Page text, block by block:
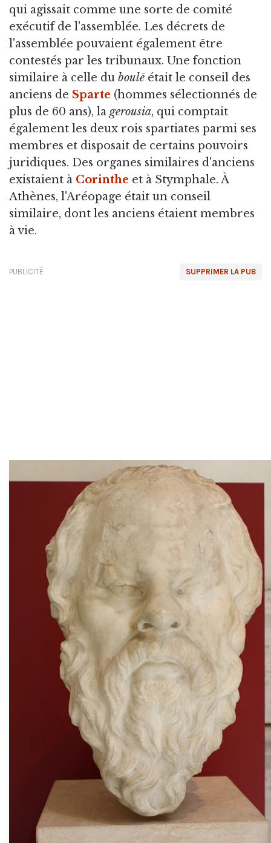
qui agissait comme une sorte de comité
exécutif de l'assemblée. Les décrets de
l'assemblée pouvaient également être
contestés par les tribunaux. Une fonction
similaire à celle du boulē était le conseil des
anciens de Sparte (hommes sélectionnés de
plus de 60 ans), la gerousia, qui comptait
également les deux rois spartiates parmi ses
membres et disposait de certains pouvoirs
juridiques. Des organes similaires d'anciens
existaient à Corinthe et à Stymphale. À
Athènes, l'Aréopage était un conseil
similaire, dont les anciens étaient membres
à vie.
SUPPRIMER LA PUB
PUBLICITÉ